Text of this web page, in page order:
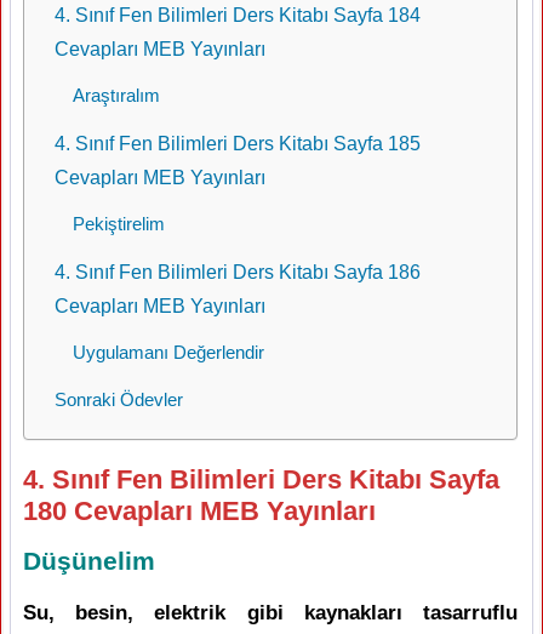
4. Sınıf Fen Bilimleri Ders Kitabı Sayfa 184
Cevapları MEB Yayınları
Araştıralım
4. Sınıf Fen Bilimleri Ders Kitabı Sayfa 185
Cevapları MEB Yayınları
Pekiştirelim
4. Sınıf Fen Bilimleri Ders Kitabı Sayfa 186
Cevapları MEB Yayınları
Uygulamanı Değerlendir
Sonraki Ödevler
4. Sınıf Fen Bilimleri Ders Kitabı Sayfa
180 Cevapları MEB Yayınları
Düşünelim
Su, besin, elektrik gibi kaynakları tasarruflu